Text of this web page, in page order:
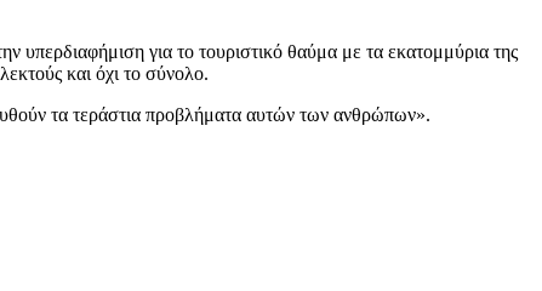
υπερδιαφήμιση για το τουριστικό θαύμα με τα εκατομμύρια της
και όχι το σύνολο.
τα τεράστια προβλήματα αυτών των ανθρώπων».